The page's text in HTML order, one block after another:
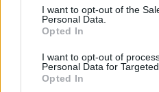
I want to opt-out of the
Personal Data.
Opted In
I want to opt-out of
Personal Data for
Opted In
programjához, szóval kissé
befejezésével. Ezek szerint
Hálás tekintettel ültem be a